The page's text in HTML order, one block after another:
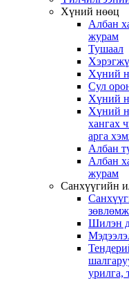
Хүний нөөц
Албан
журам
Тушаал
Хүний
Сул
Хүний
Хүний
хангах
арга
Албан
Албан
журам
Санхүүгийн
зөвлөмж
Шилэн
урилга,